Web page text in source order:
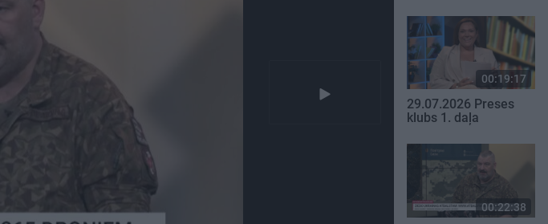
00:19:17
29.07.2026 Preses
klubs 1. daļa
00:22:38